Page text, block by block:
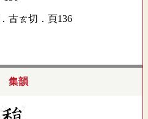
古玄切．頁136
集韻